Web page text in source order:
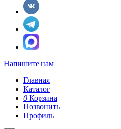
Напишите нам
Главная
Каталог
0 Корзина
Позвонить
Профиль